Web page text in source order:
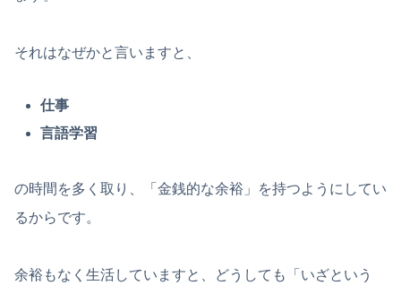
それはなぜかと言いますと、
仕事
言語学習
の時間を多く取り、「金銭的な余裕」を持つようにしてい
るからです。
余裕もなく生活していますと、どうしても「いざという